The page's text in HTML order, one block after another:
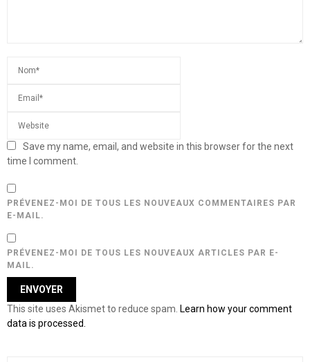
Save my name, email, and website in this browser for the next
time I comment.
PRÉVENEZ-MOI DE TOUS LES NOUVEAUX COMMENTAIRES PAR
E-MAIL.
PRÉVENEZ-MOI DE TOUS LES NOUVEAUX ARTICLES PAR E-
MAIL.
This site uses Akismet to reduce spam. Learn how your comment
data is processed.